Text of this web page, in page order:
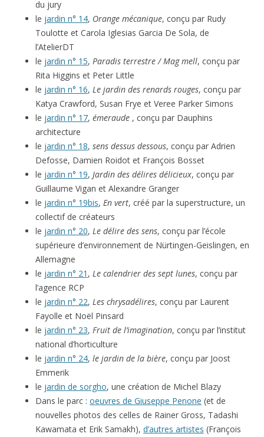
du jury
le jardin n° 14, Orange mécanique, conçu par Rudy
Toulotte et Carola Iglesias Garcia De Sola, de
l’AtelierDT
le jardin n° 15, Paradis terrestre / Mag mell, conçu par
Rita Higgins et Peter Little
le jardin n° 16, Le jardin des renards rouges, conçu par
Katya Crawford, Susan Frye et Veree Parker Simons
le jardin n° 17, émeraude , conçu par Dauphins
architecture
le jardin n° 18, sens dessus dessous, conçu par Adrien
Defosse, Damien Roidot et François Bosset
le jardin n° 19, Jardin des délires délicieux, conçu par
Guillaume Vigan et Alexandre Granger
le jardin n° 19bis, En vert, créé par la superstructure, un
collectif de créateurs
le jardin n° 20, Le délire des sens, conçu par l’école
supérieure d’environnement de Nürtingen-Geislingen, en
Allemagne
le jardin n° 21 , Le calendrier des sept lunes, conçu par
l’agence RCP
le jardin n° 22, Les chrysadélires, conçu par Laurent
Fayolle et Noël Pinsard
le jardin n° 23, Fruit de l’imagination, conçu par l’institut
national d’horticulture
le jardin n° 24, le jardin de la bière, conçu par Joost
Emmerik
le jardin de sorgho, une création de Michel Blazy
Dans le parc : oeuvres de Giuseppe Penone (et de
nouvelles photos des celles de Rainer Gross, Tadashi
Kawamata et Erik Samakh), d’autres artistes (François